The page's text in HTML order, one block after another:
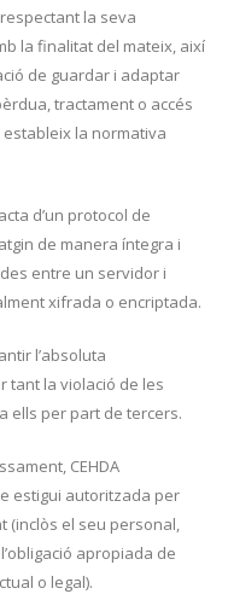
la seva
la finalitat del mateix, així
de guardar i adaptar
tractament o accés
la normativa
d’un protocol de
de manera íntegra i
entre un servidor i
xifrada o encriptada.
l’absoluta
tant la violació de les
ells per part de tercers.
CEHDA
estigui autoritzada per
(inclòs el seu personal,
apropiada de
o legal).